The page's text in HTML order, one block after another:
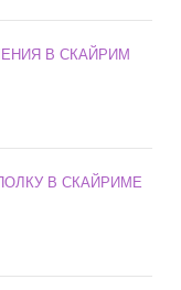
В СКАЙРИМ
В СКАЙРИМЕ